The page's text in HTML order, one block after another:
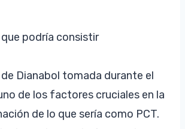
podría consistir
Dianabol tomada durante el
de los factores cruciales en la
de lo que sería como PCT.